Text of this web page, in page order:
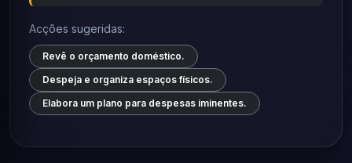
Acções sugeridas:
Revê o orçamento doméstico.
Despeja e organiza espaços físicos.
Elabora um plano para despesas iminentes.